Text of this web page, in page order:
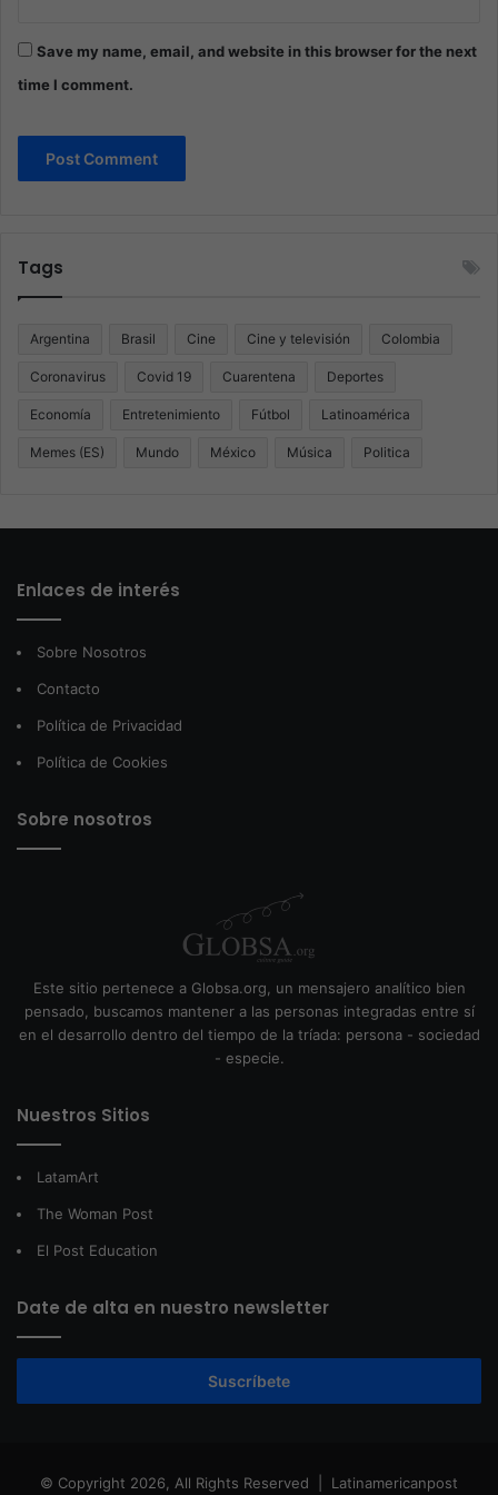
Save my name, email, and website in this browser for the next
time I comment.
Tags
Argentina Brasil Cine Cine y televisión Colombia
Coronavirus Covid 19 Cuarentena Deportes
Economía Entretenimiento Fútbol Latinoamérica
Memes (ES) Mundo México Música Politica
Enlaces de interés
Sobre Nosotros
Contacto
Política de Privacidad
Política de Cookies
Sobre nosotros
Este sitio pertenece a Globsa.org, un mensajero analítico bien
pensado, buscamos mantener a las personas integradas entre sí
en el desarrollo dentro del tiempo de la tríada: persona - sociedad
- especie.
Nuestros Sitios
LatamArt
The Woman Post
El Post Education
Date de alta en nuestro newsletter
Suscríbete
© Copyright 2026, All Rights Reserved | Latinamericanpost